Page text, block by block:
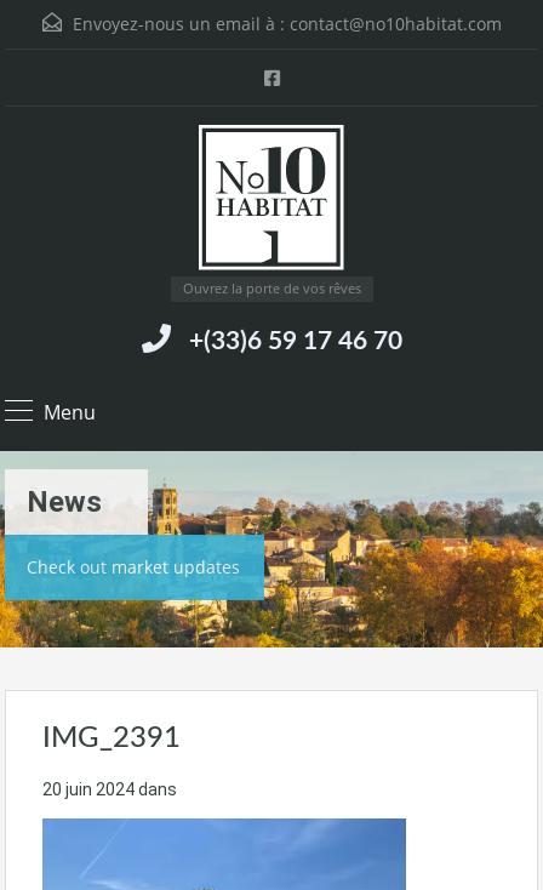
Envoyez-nous un email à : contact@no10habitat.com
Ouvrez la porte de vos rêves
+(33)6 59 17 46 70
Menu
News
Check out market updates
IMG_2391
20 juin 2024dans